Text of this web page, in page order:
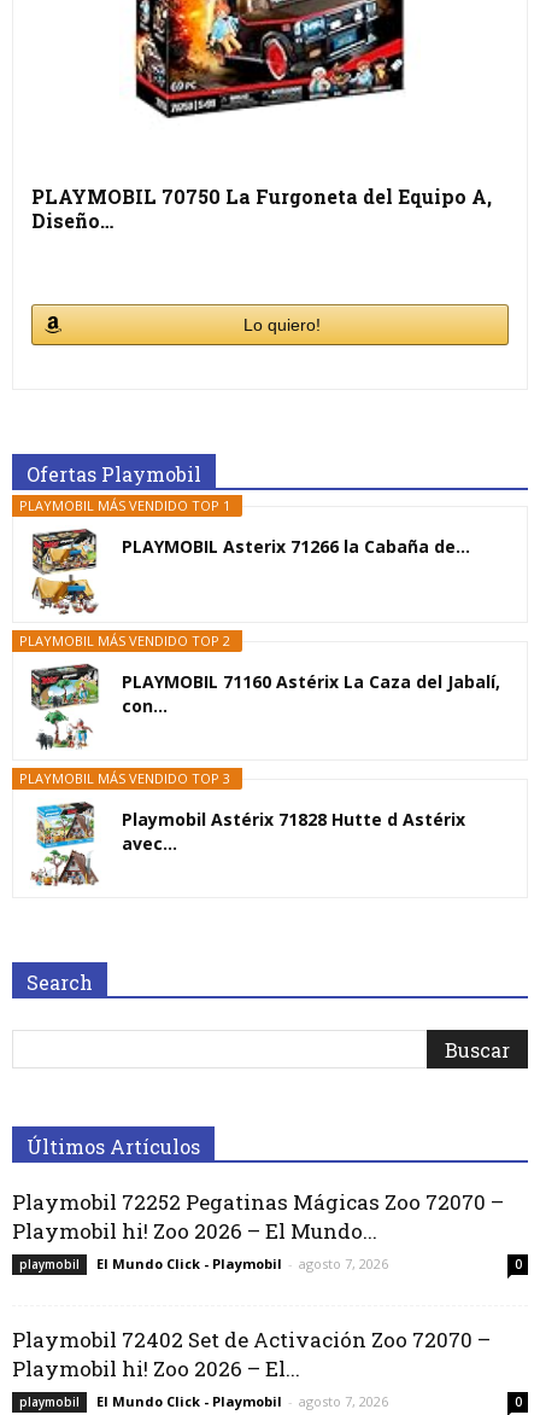
PLAYMOBIL 70750 La Furgoneta del Equipo A,
Diseño…
Lo quiero!
Ofertas Playmobil
PLAYMOBIL MÁS VENDIDO TOP 1
PLAYMOBIL Asterix 71266 la Cabaña de...
PLAYMOBIL MÁS VENDIDO TOP 2
PLAYMOBIL 71160 Astérix La Caza del Jabalí,
con...
PLAYMOBIL MÁS VENDIDO TOP 3
Playmobil Astérix 71828 Hutte d Astérix
avec...
Search
Últimos Artículos
Playmobil 72252 Pegatinas Mágicas Zoo 72070 –
Playmobil hi! Zoo 2026 – El Mundo...
playmobil El Mundo Click - Playmobil - agosto 7, 2026 0
Playmobil 72402 Set de Activación Zoo 72070 –
Playmobil hi! Zoo 2026 – El...
playmobil El Mundo Click - Playmobil - agosto 7, 2026 0